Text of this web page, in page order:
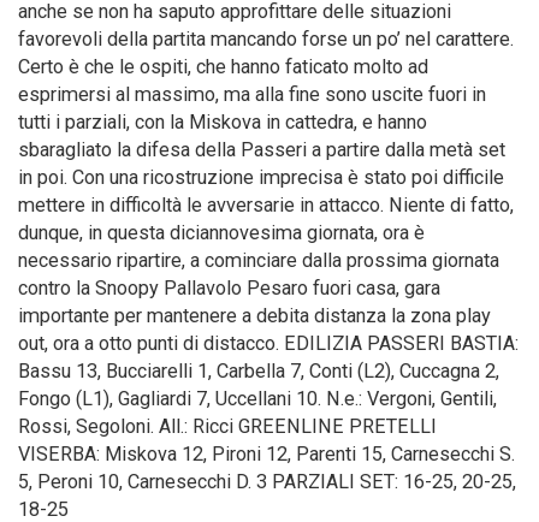
anche se non ha saputo approfittare delle situazioni
favorevoli della partita mancando forse un po’ nel carattere.
Certo è che le ospiti, che hanno faticato molto ad
esprimersi al massimo, ma alla fine sono uscite fuori in
tutti i parziali, con la Miskova in cattedra, e hanno
sbaragliato la difesa della Passeri a partire dalla metà set
in poi. Con una ricostruzione imprecisa è stato poi difficile
mettere in difficoltà le avversarie in attacco. Niente di fatto,
dunque, in questa diciannovesima giornata, ora è
necessario ripartire, a cominciare dalla prossima giornata
contro la Snoopy Pallavolo Pesaro fuori casa, gara
importante per mantenere a debita distanza la zona play
out, ora a otto punti di distacco. EDILIZIA PASSERI BASTIA:
Bassu 13, Bucciarelli 1, Carbella 7, Conti (L2), Cuccagna 2,
Fongo (L1), Gagliardi 7, Uccellani 10. N.e.: Vergoni, Gentili,
Rossi, Segoloni. All.: Ricci GREENLINE PRETELLI
VISERBA: Miskova 12, Pironi 12, Parenti 15, Carnesecchi S.
5, Peroni 10, Carnesecchi D. 3 PARZIALI SET: 16-25, 20-25,
18-25